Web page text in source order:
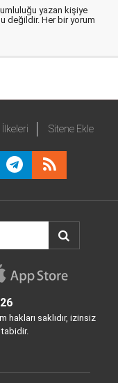
yazan kişiye
değildir. Her bir yorum
Sitene Ekle
hakları saklıdır, izinsiz
tabidir.